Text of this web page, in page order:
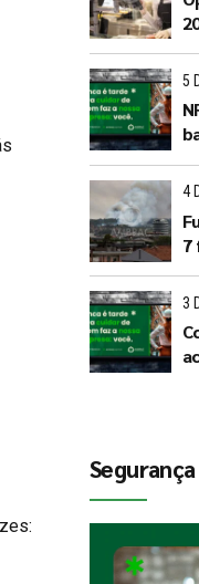
5
4
7
3